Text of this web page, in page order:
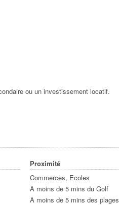
ou un investissement locatif.
Proximité
Commerces, Ecoles
A moins de 5 mins du Golf
A moins de 5 mins des plages